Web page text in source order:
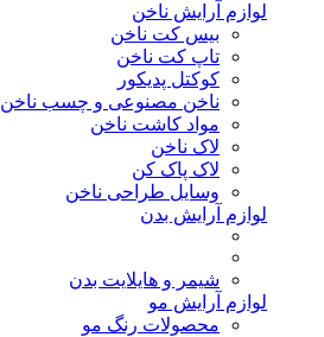
لوازم آرایش ناخن
بیس کت ناخن
تاپ کت ناخن
کوکتل پدیکور
ناخن مصنوعی و چسب ناخن
مواد کاشت ناخن
لاک ناخن
لاک پاک کن
وسایل طراحی ناخن
لوازم آرایش بدن
شیمر و هایلایت بدن
لوازم آرایش مو
محصولات رنگ مو